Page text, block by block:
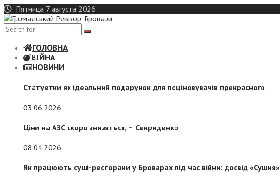
Skip
to
content
Пятница 7 августа 2026
ГОЛОВНА
ВІЙНА
НОВИНИ
Статуетки як ідеальний подарунок для поціновувачів прекрасного
03.06.2026
Ціни на АЗС скоро знизяться, – Свириденко
08.04.2026
Як працюють суші-ресторани у Броварах під час війни: досвід «Сушия»